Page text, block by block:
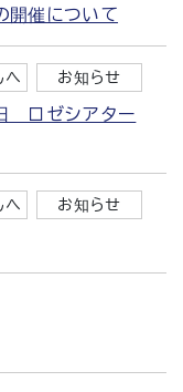
開催について
へ お知らせ
ロゼシアター
へ お知らせ